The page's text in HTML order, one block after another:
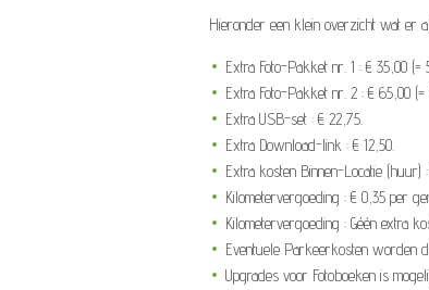
Hieronder een klein overzicht wat er
Extra Foto-Pakket nr. 1 : € 35,00 (=
Extra Foto-Pakket nr. 2 : € 65,00 (=
Extra USB-set : € 22,75.
Extra Download-link : € 12,50.
Extra kosten Binnen-Locatie (huur)
Kilometervergoeding : € 0,35 per
Kilometervergoeding : Géén extra
Eventuele Parkeerkosten worden
Upgrades voor Fotoboeken is